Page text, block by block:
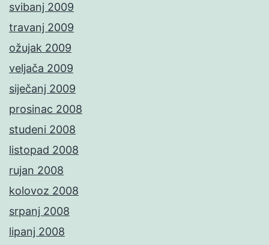
svibanj 2009
travanj 2009
ožujak 2009
veljača 2009
siječanj 2009
prosinac 2008
studeni 2008
listopad 2008
rujan 2008
kolovoz 2008
srpanj 2008
lipanj 2008